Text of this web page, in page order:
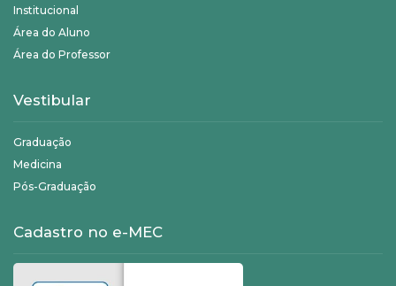
Institucional
Área do Aluno
Área do Professor
Vestibular
Graduação
Medicina
Pós-Graduação
Cadastro no e-MEC